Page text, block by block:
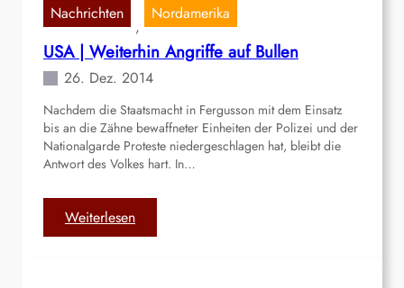
d
e
u
s
c
h
r
B
n
d
s
i
f
t
u
n
g
a
Nachrichten
,
Nordamerika
USA | Weiterhin Angriffe auf Bullen
26. Dez. 2014
Nachdem die Staatsmacht in Fergusson mit dem Einsatz
bis an die Zähne bewaffneter Einheiten der Polizei und der
Nationalgarde Proteste niedergeschlagen hat, bleibt die
Antwort des Volkes hart. In…
Weiterlesen:
U